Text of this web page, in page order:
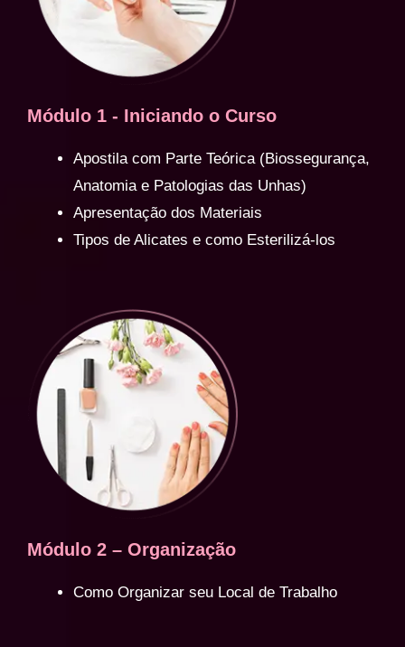
Módulo 1 - Iniciando o Curso
Apostila com Parte Teórica (Biossegurança,
Anatomia e Patologias das Unhas)
Apresentação dos Materiais
Tipos de Alicates e como Esterilizá-los
Módulo 2 – Organização
Como Organizar seu Local de Trabalho